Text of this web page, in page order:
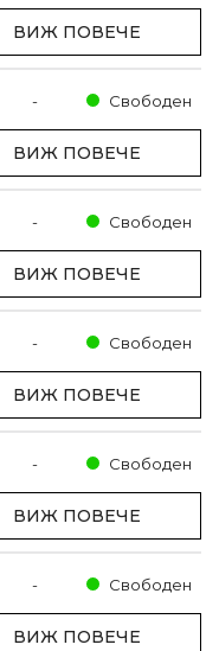
ВИЖ ПОВЕЧЕ
- Свободен
ВИЖ ПОВЕЧЕ
- Свободен
ВИЖ ПОВЕЧЕ
- Свободен
ВИЖ ПОВЕЧЕ
- Свободен
ВИЖ ПОВЕЧЕ
- Свободен
ВИЖ ПОВЕЧЕ